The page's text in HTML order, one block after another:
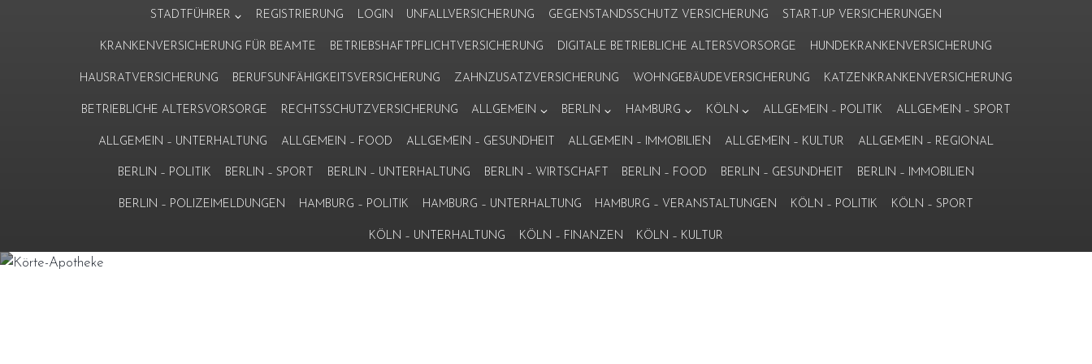
STADTFÜHRER REGISTRIERUNG LOGIN UNFALLVERSICHERUNG GEGENSTANDSSCHUTZ VERSICHERUNG START-UP VERSICHERUNGEN
KRANKENVERSICHERUNG FÜR BEAMTE BETRIEBSHAFTPFLICHTVERSICHERUNG DIGITALE BETRIEBLICHE ALTERSVORSORGE HUNDEKRANKENVERSICHERUNG
HAUSRATVERSICHERUNG BERUFSUNFÄHIGKEITSVERSICHERUNG ZAHNZUSATZVERSICHERUNG WOHNGEBÄUDEVERSICHERUNG KATZENKRANKENVERSICHERUNG
BETRIEBLICHE ALTERSVORSORGE RECHTSSCHUTZVERSICHERUNG ALLGEMEIN BERLIN HAMBURG KÖLN ALLGEMEIN – POLITIK ALLGEMEIN – SPORT
ALLGEMEIN – UNTERHALTUNG ALLGEMEIN – FOOD ALLGEMEIN – GESUNDHEIT ALLGEMEIN – IMMOBILIEN ALLGEMEIN – KULTUR ALLGEMEIN – REGIONAL
BERLIN – POLITIK BERLIN – SPORT BERLIN – UNTERHALTUNG BERLIN – WIRTSCHAFT BERLIN – FOOD BERLIN – GESUNDHEIT BERLIN – IMMOBILIEN
BERLIN – POLIZEIMELDUNGEN HAMBURG – POLITIK HAMBURG – UNTERHALTUNG HAMBURG – VERANSTALTUNGEN KÖLN – POLITIK KÖLN – SPORT
KÖLN – UNTERHALTUNG KÖLN – FINANZEN KÖLN – KULTUR